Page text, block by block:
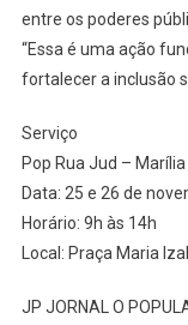
entre os poderes
“Essa é uma ação
fortalecer a inclusão
Serviço
Pop Rua Jud – Marília
Data: 25 e 26 de
Horário: 9h às 14h
Local: Praça Maria
JP JORNAL O